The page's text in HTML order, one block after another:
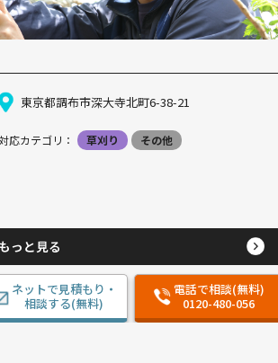
東京都調布市深大寺北町6-38-21
応カテゴリ： 草刈り その他
もっと見る
ネットで見積もり・
相談する(無料)
電話で相談(無料)
0120-480-056